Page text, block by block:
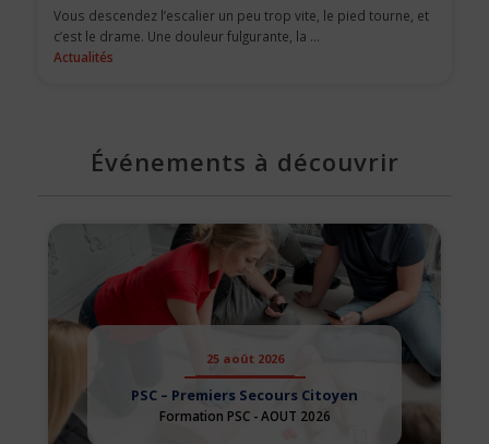
Vous descendez l’escalier un peu trop vite, le pied tourne, et
c’est le drame. Une douleur fulgurante, la ...
Actualités
Événements à découvrir
25 août 2026
PSC – Premiers Secours Citoyen
Formation PSC - AOUT 2026